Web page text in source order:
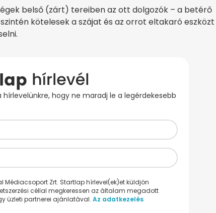
belső (zárt) tereiben az ott dolgozók – a betérő
kötelesek a szájat és az orrot eltakaró eszközt
hírlevelünkre, hogy ne maradj le a legérdekesebb
Médiacsoport Zrt. Startlap hírlevel(ek)et küldjön
céllal megkeressen az általam megadott
üzleti partnerei ajánlatával. Az adatkezelés